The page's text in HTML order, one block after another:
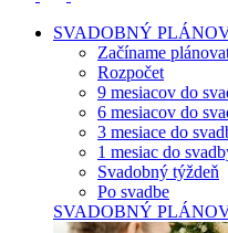
SVADOBNÝ
Začíname
Rozpočet
9 mesiacov do
6 mesiacov do
3 mesiace do
1 mesiac do
Svadobný týždeň
Po svadbe
SVADOBNÝ